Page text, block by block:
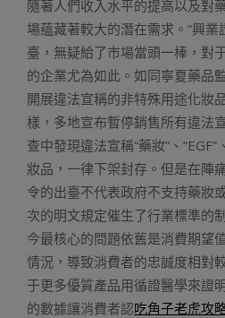
隨著人們收入水平的提高以及對
場蘊藏著較大的潛在需求。”興
臺，無疑給了市場當頭一棒，對
的企業尤為如此。如同寧夏藥品
開展違法宣稱的非特殊用途化妝
樣，多地宣布暫停銷售所有違法
查中發現違法宣稱“藥妝”、
妝品，一律下架封存。但是在陣
令的出臺不代表政府不支持藥妝
次的明文規定催生了行業標準的
今最核心的問題依舊是消費期望
情況，導致消費者的忠誠度相對
于更多優質產品用循證醫學來證
的數據讓消費者認吃角子老虎攻